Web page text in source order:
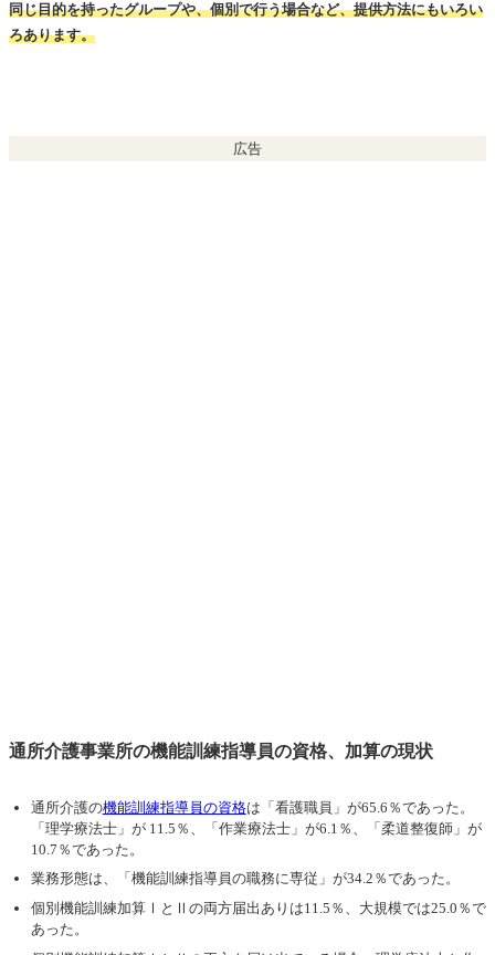
同じ目的を持ったグループや、個別で行う場合など、提供方法にもいろい
ろあります。
広告
通所介護事業所の機能訓練指導員の資格、加算の現状
通所介護の機能訓練指導員の資格は「看護職員」が65.6％であった。
「理学療法士」が 11.5％、「作業療法士」が6.1％、「柔道整復師」が
10.7％であった。
業務形態は、「機能訓練指導員の職務に専従」が34.2％であった。
個別機能訓練加算ⅠとⅡの両方届出ありは11.5％、大規模では25.0％で
あった。